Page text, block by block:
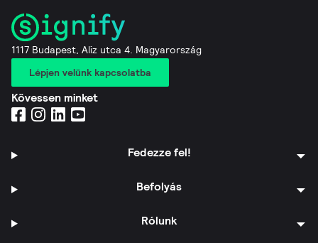
1117 Budapest, Aliz utca 4. Magyarország
Lépjen velünk kapcsolatba
Kövessen minket
Fedezze fel!
Befolyás
Rólunk